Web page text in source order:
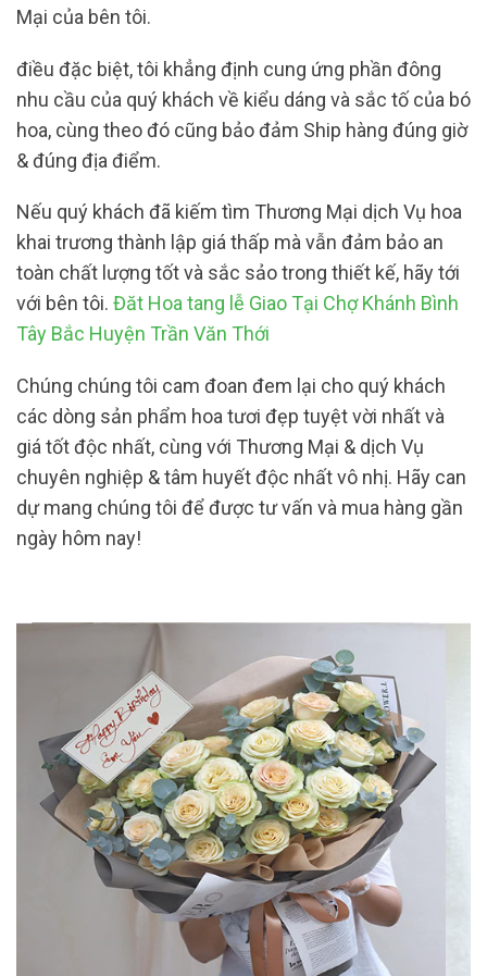
Mại của bên tôi.
điều đặc biệt, tôi khẳng định cung ứng phần đông
nhu cầu của quý khách về kiểu dáng và sắc tố của bó
hoa, cùng theo đó cũng bảo đảm Ship hàng đúng giờ
& đúng địa điểm.
Nếu quý khách đã kiếm tìm Thương Mại dịch Vụ hoa
khai trương thành lập giá thấp mà vẫn đảm bảo an
toàn chất lượng tốt và sắc sảo trong thiết kế, hãy tới
với bên tôi. Đăt Hoa tang lễ Giao Tại Chợ Khánh Bình
Tây Bắc Huyện Trần Văn Thới
Chúng chúng tôi cam đoan đem lại cho quý khách
các dòng sản phẩm hoa tươi đẹp tuyệt vời nhất và
giá tốt độc nhất, cùng với Thương Mại & dịch Vụ
chuyên nghiệp & tâm huyết độc nhất vô nhị. Hãy can
dự mang chúng tôi để được tư vấn và mua hàng gần
ngày hôm nay!